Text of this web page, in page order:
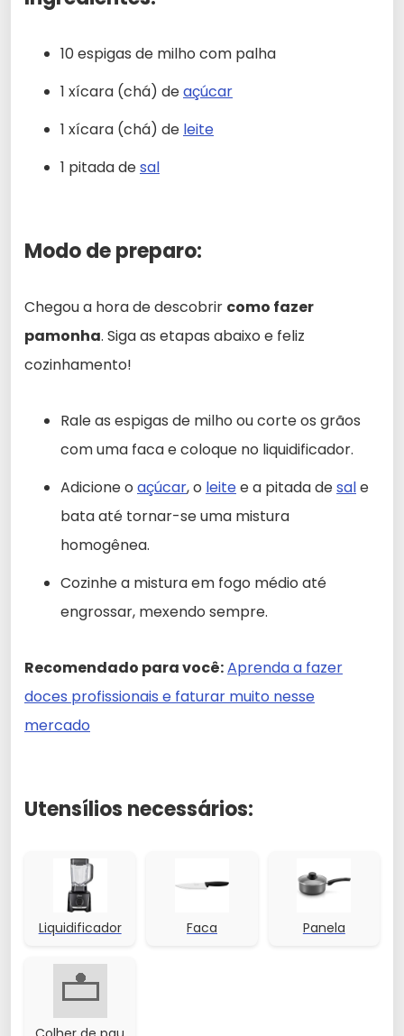
10 espigas de milho com palha
1 xícara (chá) deaçúcar
1 xícara (chá) de leite
1 pitada desal
Modo de preparo:
Chegou a hora de descobrir como fazer
pamonha. Siga as etapas abaixo e feliz
cozinhamento!
Rale as espigas de milho ou corte os grãos
com uma faca e coloque no liquidificador.
Adicione o açúcar, o leitee a pitada desale
bata até tornar-se uma mistura
homogênea.
Cozinhe a mistura em fogo médio até
engrossar, mexendo sempre.
Recomendado para você:Aprenda a fazer
doces profissionais e faturar muito nesse
mercado
Utensílios necessários:
Liquidificador Faca Panela